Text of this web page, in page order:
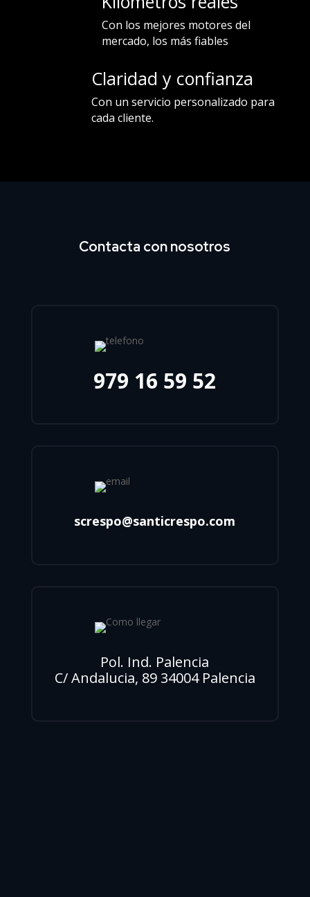
Con los mejores motores del
mercado, los más fiables
Claridad y confianza
Con un servicio personalizado para
cada cliente.
Contacta con nosotros
979 16 59 52
screspo@santicrespo.com
Pol. Ind. Palencia
C/ Andalucia, 89 34004 Palencia